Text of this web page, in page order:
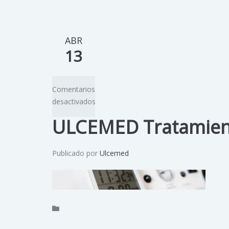
ABR
13
Comentarios
desactivados
ULCEMED
Publicado por Ulcemed